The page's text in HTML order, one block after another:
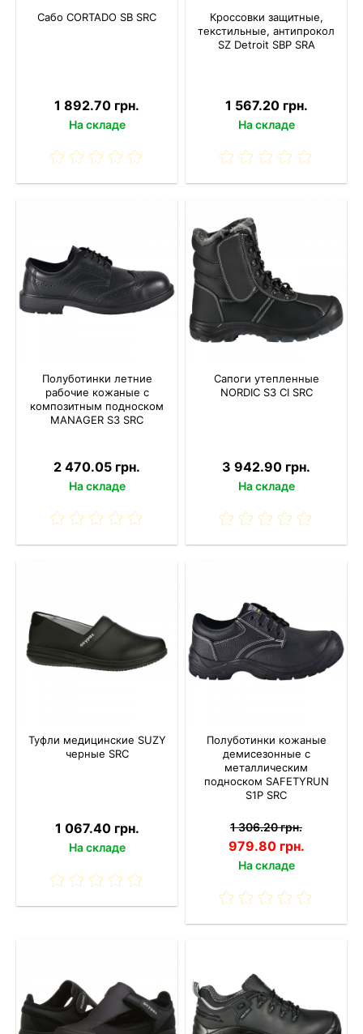
Сабо CORTADO SB SRC
1 892.70 грн.
На складе
Кроссовки защитные,
текстильные, антипрокол
SZ Detroit SBP SRA
1 567.20 грн.
На складе
Полуботинки летние
рабочие кожаные с
композитным подноском
MANAGER S3 SRC
2 470.05 грн.
На складе
Сапоги утепленные
NORDIC S3 CI SRC
3 942.90 грн.
На складе
Туфли медицинские SUZY
черные SRC
1 067.40 грн.
На складе
Полуботинки кожаные
демисезонные с
металлическим
подноском SAFETYRUN
S1P SRC
979.80 грн.
1 306.20 грн.
На складе